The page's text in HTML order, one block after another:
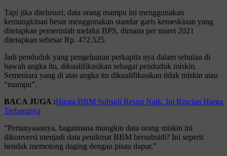
Tapi jika ditelusuri, data orang mampu ini menggunakan
kemungkinan besar menggunakan standar garis kemeskinan yang
ditetapkan pemerintah melalui BPS, dimana per maret 2021
ditetapkan sebesar Rp. 472.525.
Jadi penduduk yang pengeluaran perkapita nya dalam sebulan di
bawah angka itu, dikualifikasikan sebagai penduduk miskin.
Sementara yang di atas angka itu dikualifikasikan tidak miskin atau
“mampu”.
BACA JUGA :Harga BBM Subsidi Resmi Naik, Ini Rincian Harga
Terbarunya
“Pertanyaannya, bagaimana mungkin data orang miskin ini
dikonversi menjadi data penikmat BBM bersubsidi? Ini seperti
hendak memotong daging dengan pisau dapur,”